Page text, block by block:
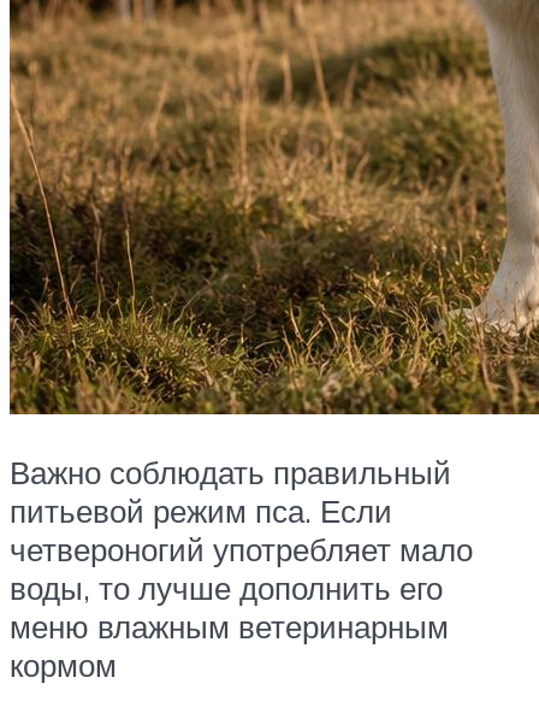
Важно соблюдать правильный
питьевой режим пса. Если
четвероногий употребляет мало
воды, то лучше дополнить его
меню влажным ветеринарным
кормом